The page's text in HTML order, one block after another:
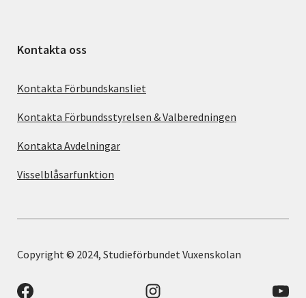
Kontakta oss
Kontakta Förbundskansliet
Kontakta Förbundsstyrelsen & Valberedningen
Kontakta Avdelningar
Visselblåsarfunktion
Copyright © 2024, Studieförbundet Vuxenskolan